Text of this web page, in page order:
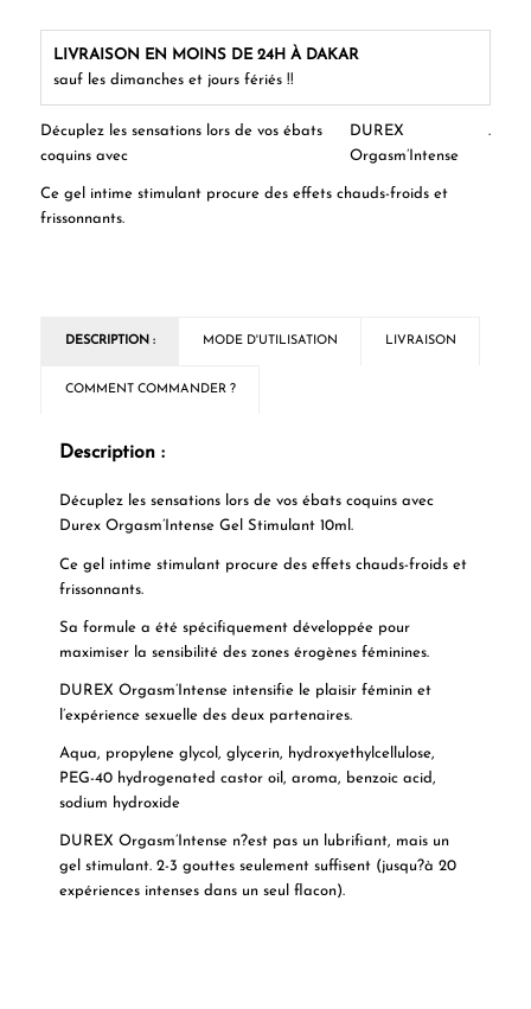
Décuplez les sensations lors de vos ébats
coquins avec
DUREX
Orgasm’Intense
.
Ce gel intime stimulant procure des effets chauds-froids et
frissonnants.
LIVRAISON EN MOINS DE 24H À DAKAR
sauf les dimanches et jours fériés !!
DESCRIPTION : MODE D'UTILISATION LIVRAISON
COMMENT COMMANDER ?
Description :
Décuplez les sensations lors de vos ébats coquins avec
Durex Orgasm’Intense Gel Stimulant 10ml.
Ce gel intime stimulant procure des effets chauds-froids et
frissonnants.
Sa formule a été spécifiquement développée pour
maximiser la sensibilité des zones érogènes féminines.
DUREX Orgasm’Intense intensifie le plaisir féminin et
l’expérience sexuelle des deux partenaires.
Aqua, propylene glycol, glycerin, hydroxyethylcellulose,
PEG-40 hydrogenated castor oil, aroma, benzoic acid,
sodium hydroxide
DUREX Orgasm’Intense n?est pas un lubrifiant, mais un
gel stimulant. 2-3 gouttes seulement suffisent (jusqu?à 20
expériences intenses dans un seul flacon).